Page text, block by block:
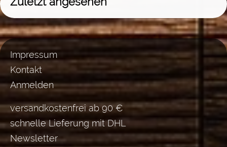
Impressum
Kontakt
Anmelden
versandkostenfrei ab 90 €
schnelle Lieferung mit DHL
Newsletter